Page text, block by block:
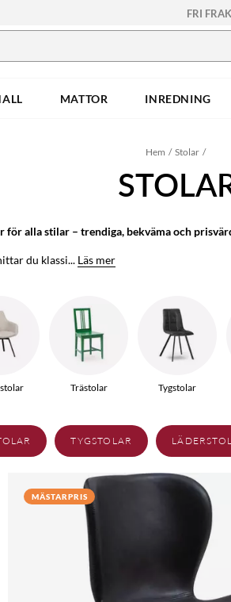
FRI
MATTOR INREDNING
Hem Stolar
för alla stilar – trendiga, bekväma och
du klassi... Läs mer
Trästolar Tygstolar
TYGSTOLAR
MÄSTARPRIS